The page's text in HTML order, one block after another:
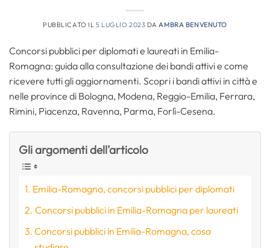
PUBBLICATO IL 5 LUGLIO 2023 DA AMBRA BENVENUTO
Concorsi pubblici per diplomati e laureati in Emilia-
Romagna: guida alla consultazione dei bandi attivi e come
ricevere tutti gli aggiornamenti. Scopri i bandi attivi in città e
nelle province di Bologna, Modena, Reggio-Emilia, Ferrara,
Rimini, Piacenza, Ravenna, Parma, Forlì-Cesena.
Gli argomenti dell'articolo
Emilia-Romagna, concorsi pubblici per diplomati
Concorsi pubblici in Emilia-Romagna per laureati
Concorsi pubblici in Emilia-Romagna, cosa